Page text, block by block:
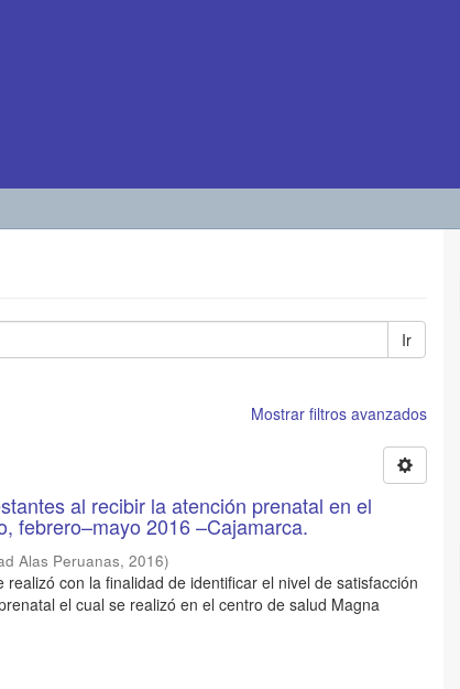
Ir
Mostrar filtros avanzados
al recibir la atención prenatal en el
febrero–mayo 2016 –Cajamarca.
Alas Peruanas,2016)
con la finalidad de identificar el nivel de satisfacción
el cual se realizó en el centro de salud Magna